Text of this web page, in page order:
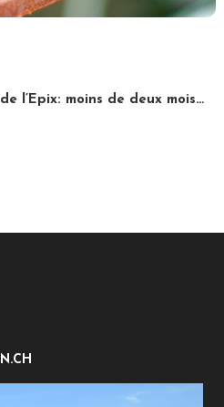
l’Epix: moins de deux mois…